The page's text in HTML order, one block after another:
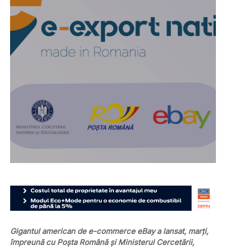
Gigantul american de e-commerce eBay a lansat, marți,
împreună cu Poșta Română și Ministerul Cercetării,